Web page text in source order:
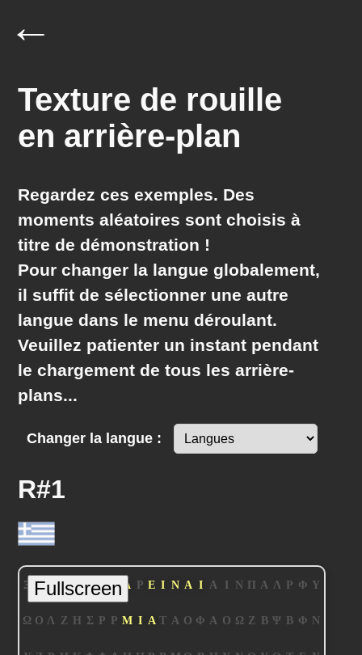
←
Texture de rouille
en arrière-plan
Regardez ces exemples. Des
momentsaléatoires sont choisis à
titre de démonstration !
Pour changer la langue globalement,
il suffit de sélectionner une autre
langue dans le menu déroulant.
Veuillez patienter un instant pendant
le chargement de tous les arrière-
plans...
Changer la langue :
R#1